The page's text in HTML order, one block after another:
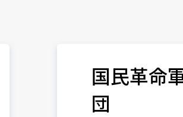
国民革命
団